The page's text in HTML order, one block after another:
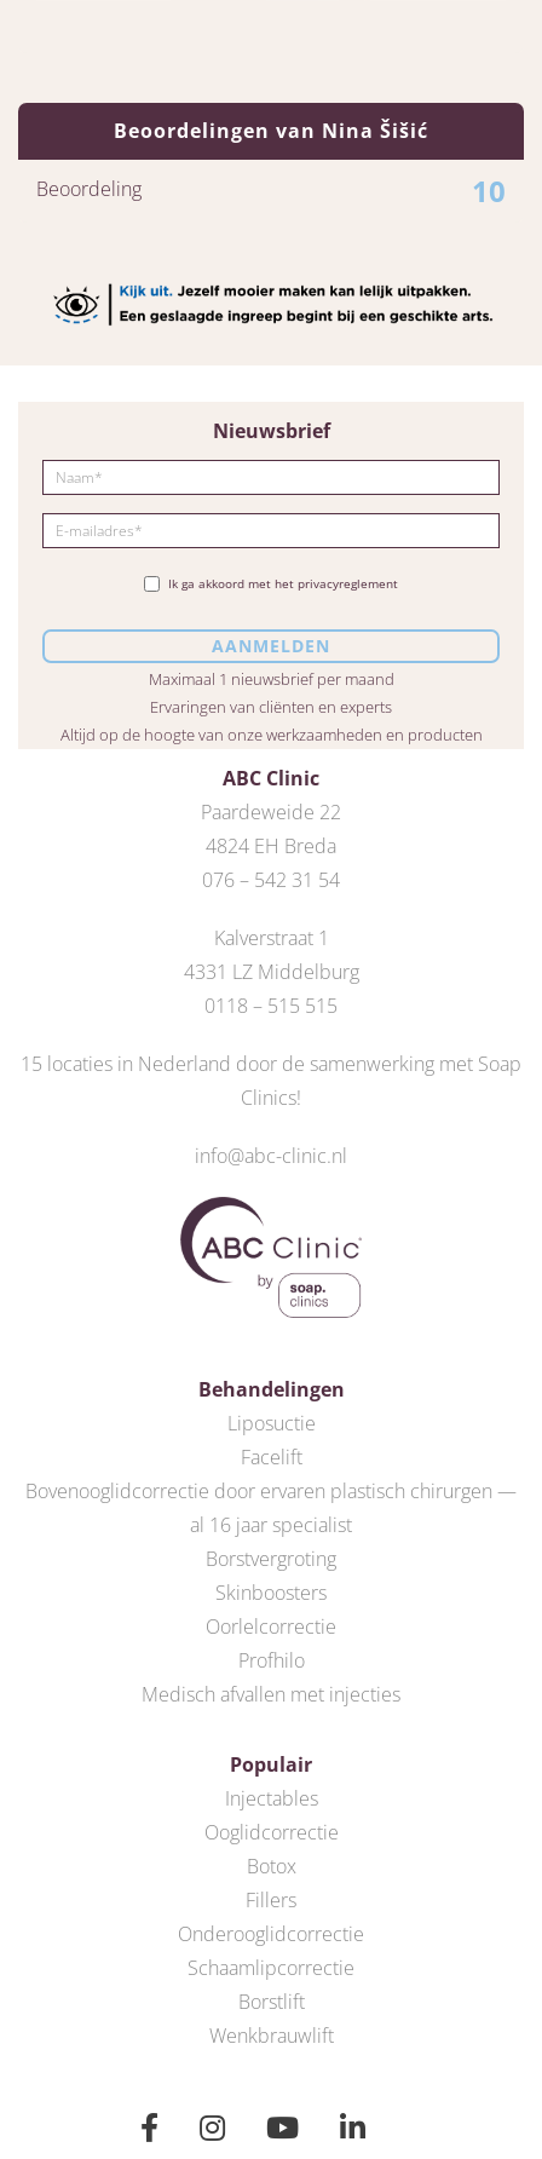
Beoordelingen van Nina Šišić
Beoordeling 10
ABC Clinic
Paardeweide 22
4824 EH Breda
076 – 542 31 54
Kalverstraat 1
4331 LZ Middelburg
0118 – 515 515
15 locaties in Nederland door de samenwerking met Soap
Clinics!
info@abc-clinic.nl
Behandelingen
Liposuctie
Facelift
Bovenooglidcorrectie door ervaren plastisch chirurgen —
al 16 jaar specialist
Borstvergroting
Skinboosters
Oorlelcorrectie
Profhilo
Medisch afvallen met injecties
Populair
Injectables
Ooglidcorrectie
Botox
Fillers
Onderooglidcorrectie
Schaamlipcorrectie
Borstlift
Wenkbrauwlift
Nieuwsbrief
Ik ga akkoord met het privacyreglement
Maximaal 1 nieuwsbrief per maand
Ervaringen van cliënten en experts
Altijd op de hoogte van onze werkzaamheden en producten